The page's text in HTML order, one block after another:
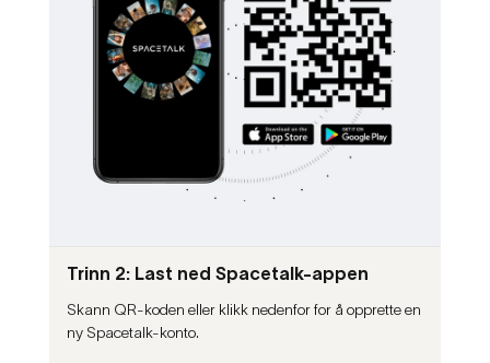
Trinn 2: Last ned Spacetalk-appen
Skann QR-koden eller klikk nedenfor for å opprette en
ny Spacetalk-konto.